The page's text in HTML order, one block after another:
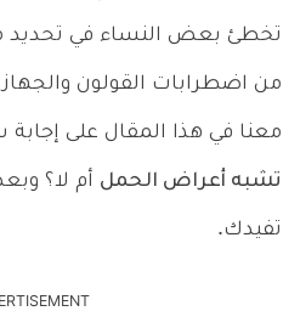
تخطئ بعض النساء في تحديد ما
من اضطرابات القولون
معنا في هذا المقال على إجابة
تشبه أعراض الحمل أم لا؟
تفيدك.